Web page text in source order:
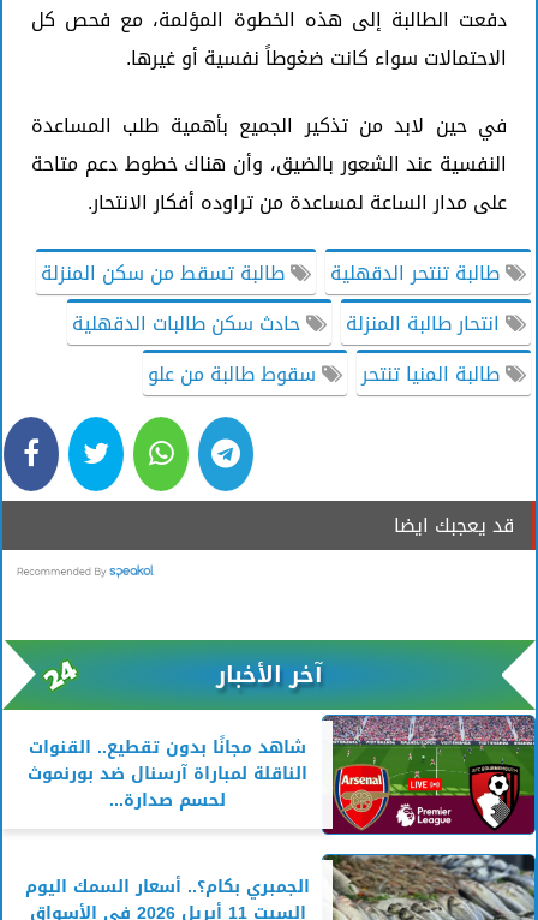
دفعت الطالبة إلى هذه الخطوة المؤلمة، مع فحص كل
الاحتمالات سواء كانت ضغوطاً نفسية أو غيرها.
في حين لابد من تذكير الجميع بأهمية طلب المساعدة
النفسية عند الشعور بالضيق، وأن هناك خطوط دعم متاحة
على مدار الساعة لمساعدة من تراوده أفكار الانتحار.
طالبة تنتحر الدقهلية
طالبة تسقط من سكن المنزلة
انتحار طالبة المنزلة
حادث سكن طالبات الدقهلية
طالبة المنيا تنتحر
سقوط طالبة من علو
قد يعجبك ايضا
آخر الأخبار
شاهد مجانًا بدون تقطيع.. القنوات
الناقلة لمباراة آرسنال ضد بورنموث
لحسم صدارة...
الجمبري بكام؟.. أسعار السمك اليوم
السبت 11 أبريل 2026 في الأسواق